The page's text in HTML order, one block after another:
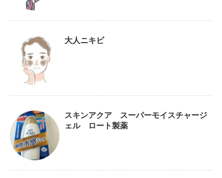
大人ニキビ
スキンアクア スーパーモイスチャージ
ェル ロート製薬